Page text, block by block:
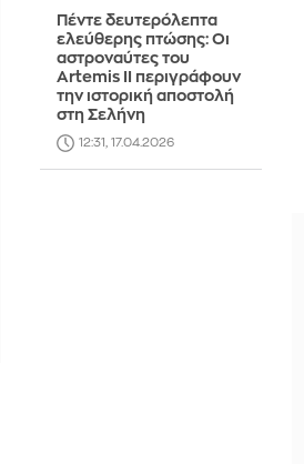
Πέντε δευτερόλεπτα
ελεύθερης πτώσης: Οι
αστροναύτες του
Artemis II περιγράφουν
την ιστορική αποστολή
στη Σελήνη
12:31, 17.04.2026